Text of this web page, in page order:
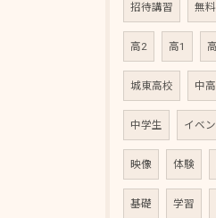
招待講習 無
高2 高1
城東高校 中
中学生 イベ
映像 体験
基礎 学習